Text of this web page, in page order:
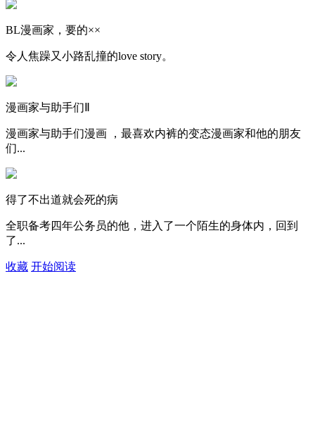
BL漫画家，要的××
令人焦躁又小路乱撞的love story。
漫画家与助手们Ⅱ
漫画家与助手们漫画 ，最喜欢内裤的变态漫画家和他的朋友
们...
得了不出道就会死的病
全职备考四年公务员的他，进入了一个陌生的身体内，回到
了...
收藏 开始阅读